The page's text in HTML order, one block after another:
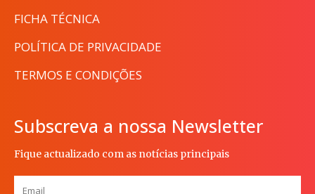
FICHA TÉCNICA
POLÍTICA DE PRIVACIDADE
TERMOS E CONDIÇÕES
Subscreva a nossa Newsletter
Fique actualizado com as notícias principais